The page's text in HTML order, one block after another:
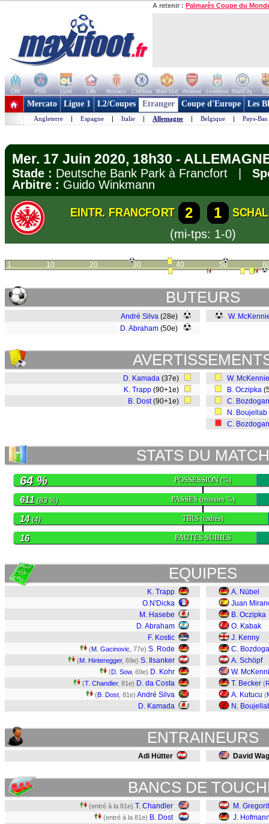
A retenir : Palmarès Coupe du
OM PSG Lyon Lille Monaco Chelsea Man Utd Arsenal Liverpool ManCity
+ de clubs
Mercato Ligue 1 L2/Coupes Etranger Coupe d'Europe Les
Angleterre | Espagne | Italie | Allemagne | Belgique | Pays-Bas
Mer. 17 Juin 2020, 18h30 -
Stade : Deutsche Bank Park à Francfort |
Arbitre : Guido Winkmann
EINTR. FRANCFORT 2 1
(mi-tps: 1-0)
1 10 20 30 40 50
BUTEURS
André Silva (28e)
D. Abraham (50e)
W.
D. Kamada (37e)
K. Trapp (90+1e)
B. Dost(90+1e)
W. McKennie
B. Oczipka
C. Bozdogan
N. Boujellab
C. Bozdogan
STATS DU MATCH
POSSESSION(%)
64 %
PASSES(réussies %)
611 (83 %)
TIRS(cadrés)
14 (4)
FAUTES SUBIES
16
EQUIPES
K. Trapp
O.N'Dicka
M. Hasebe
D. Abraham
F. Kostic
(M. Gacinovic , 77e) S. Rode
(M. Hinteregger, 69e) S. Ilsanker
(D. Sow, 69e) D. Kohr
(T. Chandler, 81e) D. da Costa
(B. Dost , 81e) André Silva
D. Kamada
A. Nübel
Juan
B. Oczipka
O. Kabak
J. Kenny
C.
A. Schöpf
W.
T. Becker (
A. Kutucu (
N.
ENTRAINEURS
Adi Hütter David
BANCS DE
(entré à la 81e) T. Chandler
(entré à la 81e) B. Dost
M.
J.